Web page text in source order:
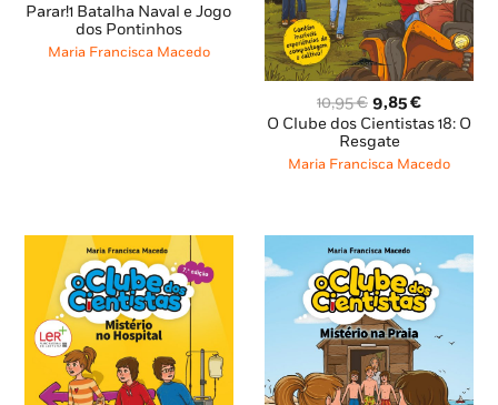
original
era:
8,45 €.
atual
é:
7,60 €.
Parar!1 Batalha Naval e Jogo
dos Pontinhos
Maria Francisca Macedo
10,95€ O
preço
original
era:
9,85€O
preço
é:
O Clube dos Cientistas 18: O
Resgate
Maria Francisca Macedo